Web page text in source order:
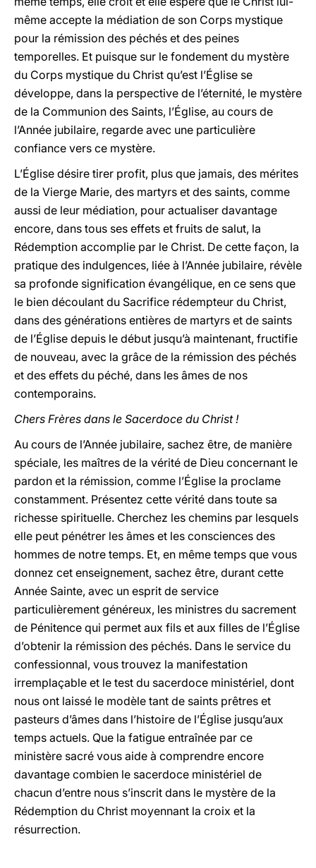
même accepte la médiation de son Corps mystique
pour la rémission des péchés et des peines
temporelles. Et puisque sur le fondement du mystère
du Corps mystique du Christ qu’est l’Église se
développe, dans la perspective de l’éternité, le mystère
de la Communion des Saints, l’Église, au cours de
l’Année jubilaire, regarde avec une particulière
confiance vers ce mystère.
L’Église désire tirer profit, plus que jamais, des mérites
de la Vierge Marie, des martyrs et des saints, comme
aussi de leur médiation, pour actualiser davantage
encore, dans tous ses effets et fruits de salut, la
Rédemption accomplie par le Christ. De cette façon, la
pratique des indulgences, liée à l’Année jubilaire, révèle
sa profonde signification évangélique, en ce sens que
le bien découlant du Sacrifice rédempteur du Christ,
dans des générations entières de martyrs et de saints
de l’Église depuis le début jusqu’à maintenant, fructifie
de nouveau, avec la grâce de la rémission des péchés
et des effets du péché, dans les âmes de nos
contemporains.
Chers Frères dans le Sacerdoce du Christ !
Au cours de l’Année jubilaire, sachez être, de manière
spéciale, les maîtres de la vérité de Dieu concernant le
pardon et la rémission, comme l’Église la proclame
constamment. Présentez cette vérité dans toute sa
richesse spirituelle. Cherchez les chemins par lesquels
elle peut pénétrer les âmes et les consciences des
hommes de notre temps. Et, en même temps que vous
donnez cet enseignement, sachez être, durant cette
Année Sainte, avec un esprit de service
particulièrement généreux, les ministres du sacrement
de Pénitence qui permet aux fils et aux filles de l’Église
d’obtenir la rémission des péchés. Dans le service du
confessionnal, vous trouvez la manifestation
irremplaçable et le test du sacerdoce ministériel, dont
nous ont laissé le modèle tant de saints prêtres et
pasteurs d’âmes dans l’histoire de l’Église jusqu’aux
temps actuels. Que la fatigue entraînée par ce
ministère sacré vous aide à comprendre encore
davantage combien le sacerdoce ministériel de
chacun d’entre nous s’inscrit dans le mystère de la
Rédemption du Christ moyennant la croix et la
résurrection.